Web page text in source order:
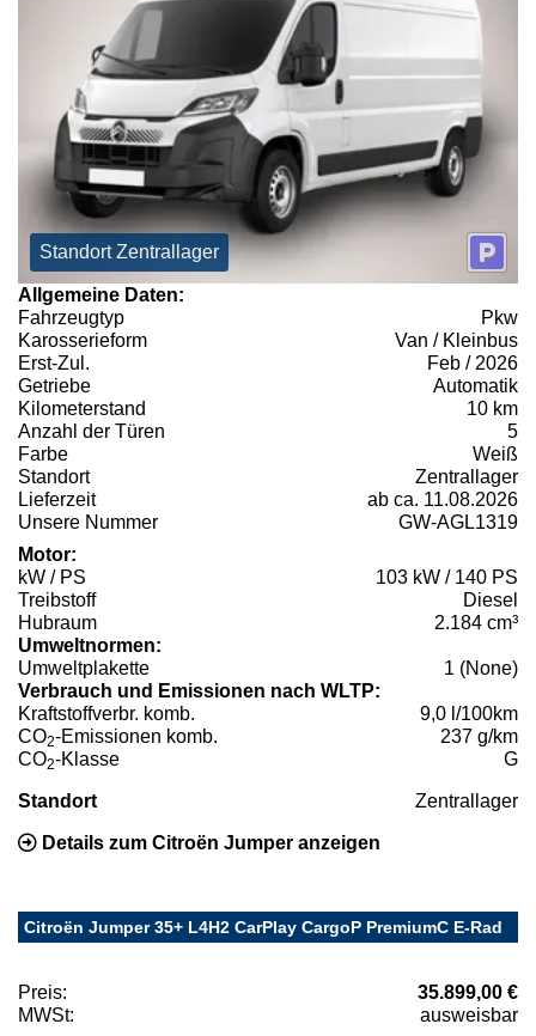
Standort Zentrallager
Allgemeine Daten:
Fahrzeugtyp
Pkw
Karosserieform
Van / Kleinbus
Erst-Zul.
Feb / 2026
Getriebe
Automatik
Kilometerstand
10 km
Anzahl der Türen
5
Farbe
Weiß
Standort
Zentrallager
Lieferzeit
ab ca. 11.08.2026
Unsere Nummer
GW-AGL1319
Motor:
kW / PS
103 kW / 140 PS
Treibstoff
Diesel
Hubraum
2.184 cm³
Umweltnormen:
Umweltplakette
1 (None)
Verbrauch und Emissionen nach WLTP:
Kraftstoffverbr. komb.
9,0 l/100km
CO2-Emissionen komb.
237 g/km
CO2-Klasse G
Standort Zentrallager
Details zum Citroën Jumper anzeigen
Citroën Jumper 35+ L4H2 CarPlay CargoP PremiumC E-Rad
Preis:
35.899,00 €
MWSt:
ausweisbar